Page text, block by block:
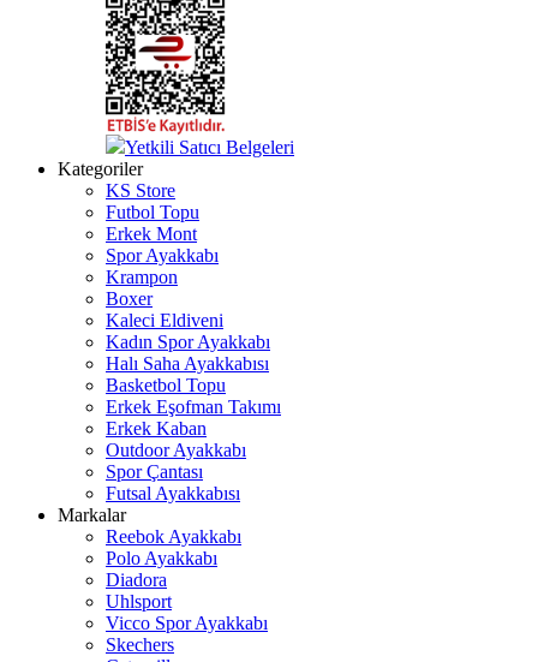
Yetkili Satıcı Belgeleri
Kategoriler
KS Store
Futbol Topu
Erkek Mont
Spor Ayakkabı
Krampon
Boxer
Kaleci Eldiveni
Kadın Spor Ayakkabı
Halı Saha Ayakkabısı
Basketbol Topu
Erkek Eşofman Takımı
Erkek Kaban
Outdoor Ayakkabı
Spor Çantası
Futsal Ayakkabısı
Markalar
Reebok Ayakkabı
Polo Ayakkabı
Diadora
Uhlsport
Vicco Spor Ayakkabı
Skechers